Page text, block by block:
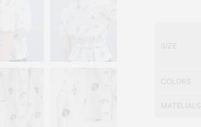
SIZE
COLORS
MATELIALS